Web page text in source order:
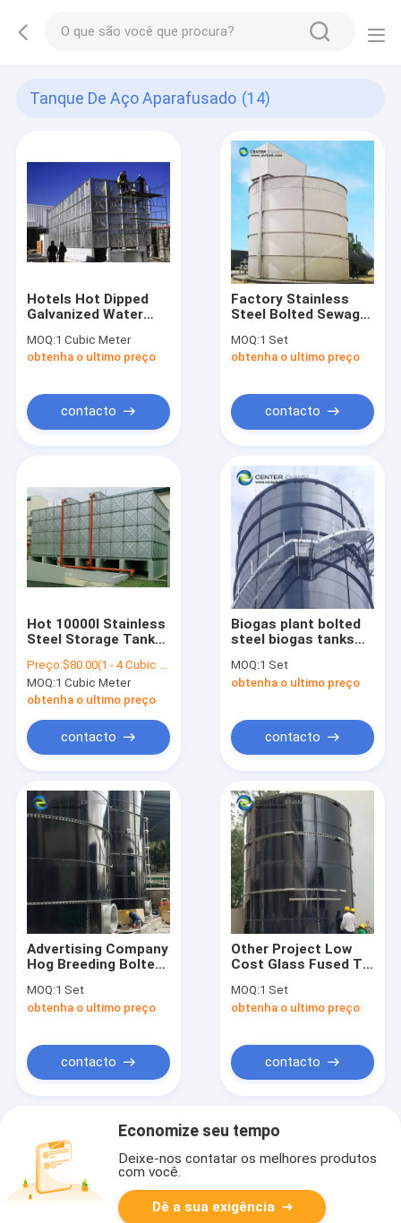
Tanque De Aço Aparafusado (14)
Hotels Hot Dipped
Galvanized Water
Rectangular Bolted
Steel Water Tank
Panel Steel HDG
MOQ:1 Cubic Meter
obtenha o ultimo preço
contacto
Factory Stainless
Steel Bolted Sewage
MOQ:1 Set
obtenha o ultimo preço
contacto
Hot 10000l Stainless
Steel Storage Tank
Almacenamiento
Hotels Bolted Tank
Aquatic Plant
Preço:$80.00(1 - 4 Cubic Meters) $70.00(>=5 Cubic Meters)
MOQ:1 Cubic Meter
obtenha o ultimo preço
contacto
Biogas plant bolted
steel biogas tanks
MOQ:1 Set
obtenha o ultimo preço
contacto
Advertising Company
Hog Breeding Bolted
Treatment Tank
MOQ:1 Set
obtenha o ultimo preço
contacto
Other Project Low
Cost Glass Fused To
Used As Chemical
Storage Equipment
MOQ:1 Set
obtenha o ultimo preço
contacto
Economize seu tempo
Deixe-nos contatar os melhores produtos
com você.
Dê a sua exigência